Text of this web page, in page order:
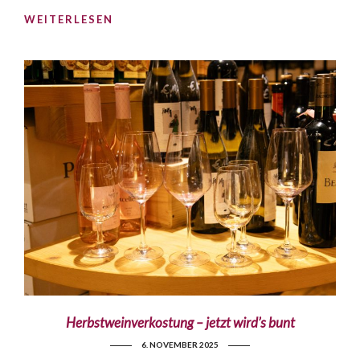
WEITERLESEN
Herbstweinverkostung – jetzt wird’s bunt
6. NOVEMBER 2025